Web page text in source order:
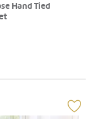
Hand Tied